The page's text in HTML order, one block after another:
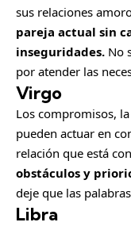
sus relaciones
pareja actual sin
inseguridades. No
por atender las
Virgo
Los compromisos,
pueden actuar en
relación que está
obstáculos y
deje que las
Libra